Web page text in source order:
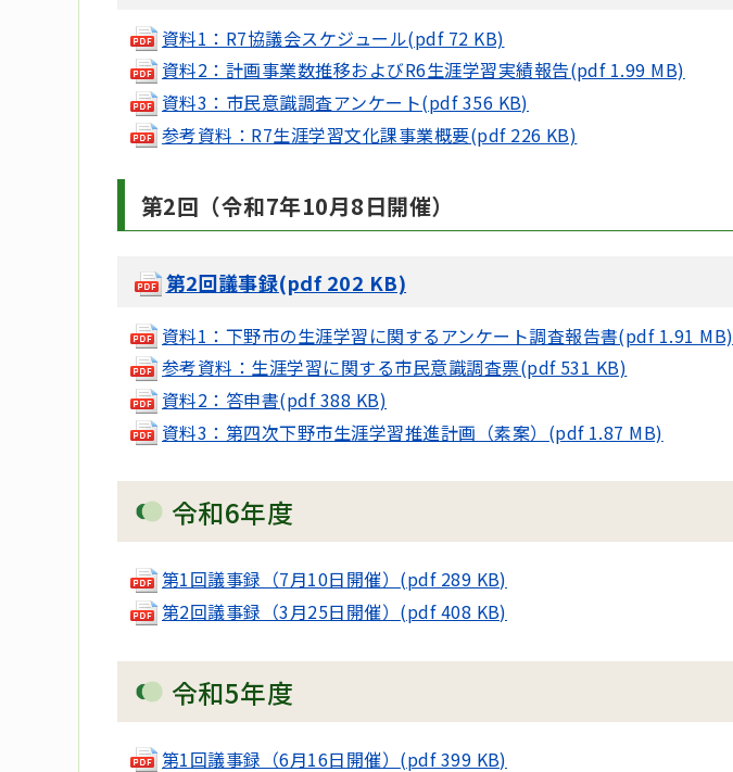
資料1：R7協議会スケジュール(pdf 72 KB)
資料2：計画事業数推移およびR6生涯学習実績報告(pdf 1.99 MB)
資料3：市民意識調査アンケート(pdf 356 KB)
参考資料：R7生涯学習文化課事業概要(pdf 226 KB)
第2回（令和7年10月8日開催）
第2回議事録(pdf 202 KB)
資料1：下野市の生涯学習に関するアンケート調査報告書(pdf 1.91 MB)
参考資料：生涯学習に関する市民意識調査票(pdf 531 KB)
資料2：答申書(pdf 388 KB)
資料3：第四次下野市生涯学習推進計画（素案）(pdf 1.87 MB)
令和6年度
第1回議事録（7月10日開催）(pdf 289 KB)
第2回議事録（3月25日開催）(pdf 408 KB)
令和5年度
第1回議事録（6月16日開催）(pdf 399 KB)